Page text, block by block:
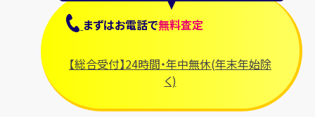
まずはお電話で無料査定
【総合受付】24時間・年中無休(年末年始除
く)